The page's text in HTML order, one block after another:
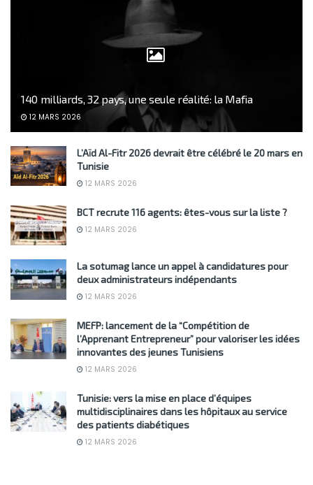
140 milliards, 32 pays, une seule réalité: la Mafia
12 MARS 2026
L’Aïd Al-Fitr 2026 devrait être célébré le 20 mars en
Tunisie
12 MARS 2026
BCT recrute 116 agents: êtes-vous sur la liste ?
12 MARS 2026
La sotumag lance un appel à candidatures pour
deux administrateurs indépendants
12 MARS 2026
MEFP: lancement de la “Compétition de
l’Apprenant Entrepreneur” pour valoriser les idées
innovantes des jeunes Tunisiens
12 MARS 2026
Tunisie: vers la mise en place d’équipes
multidisciplinaires dans les hôpitaux au service
des patients diabétiques
12 MARS 2026